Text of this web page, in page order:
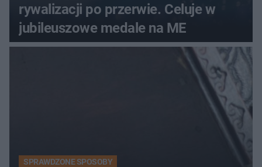
rywalizacji po przerwie. Celuje w
jubileuszowe medale na ME
SPRAWDZONE SPOSOBY